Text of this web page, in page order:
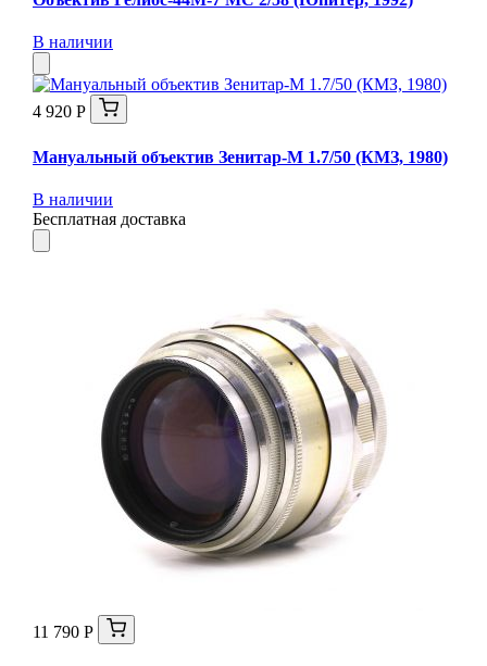
В наличии
4 920 Р
Мануальный объектив Зенитар-М 1.7/50 (КМЗ, 1980)
В наличии
Бесплатная доставка
11 790 Р